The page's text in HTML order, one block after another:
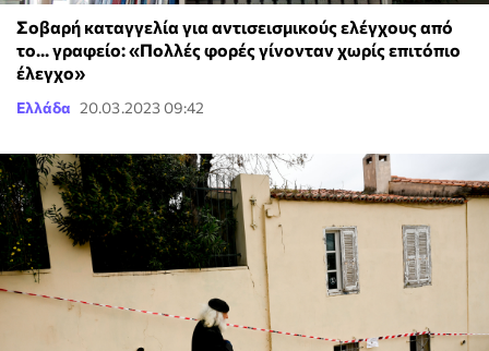
Σοβαρή καταγγελία για αντισεισμικούς ελέγχους από
το... γραφείο: «Πολλές φορές γίνονταν χωρίς επιτόπιο
έλεγχο»
Ελλάδα 20.03.2023 09:42